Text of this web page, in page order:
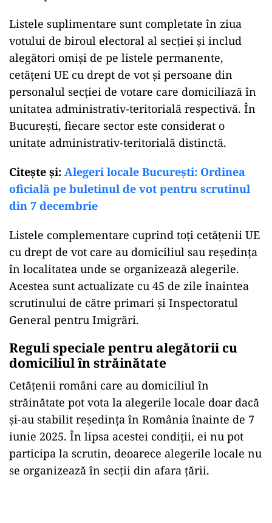
Listele suplimentare sunt completate în ziua
votului de biroul electoral al secției și includ
alegători omiși de pe listele permanente,
cetățeni UE cu drept de vot și persoane din
personalul secției de votare care domiciliază în
unitatea administrativ-teritorială respectivă. În
București, fiecare sector este considerat o
unitate administrativ-teritorială distinctă.
Citeşte şi: Alegeri locale București: Ordinea
oficială pe buletinul de vot pentru scrutinul
din 7 decembrie
Listele complementare cuprind toți cetățenii UE
cu drept de vot care au domiciliul sau reședința
în localitatea unde se organizează alegerile.
Acestea sunt actualizate cu 45 de zile înaintea
scrutinului de către primari și Inspectoratul
General pentru Imigrări.
Reguli speciale pentru alegătorii cu
domiciliul în străinătate
Cetățenii români care au domiciliul în
străinătate pot vota la alegerile locale doar dacă
și-au stabilit reședința în România înainte de 7
iunie 2025. În lipsa acestei condiții, ei nu pot
participa la scrutin, deoarece alegerile locale nu
se organizează în secții din afara țării.